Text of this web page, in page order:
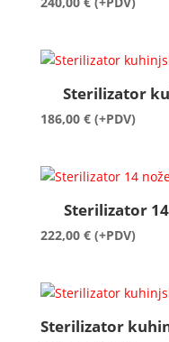
Sterilizator
186,00 € (+PDV)
Sterilizator
222,00 € (+PDV)
Sterilizator